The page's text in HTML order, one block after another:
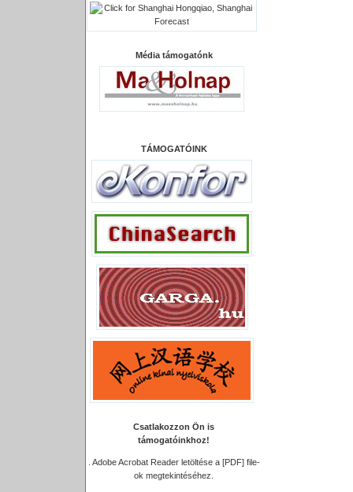
Média támogatónk
TÁMOGATÓINK
Csatlakozzon Ön is
támogatóinkhoz!
Adobe Acrobat Reader letöltése a [PDF] file-
ok megtekintéséhez.